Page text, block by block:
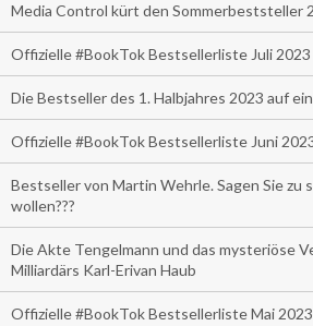
Media Control kürt den Sommerbeststeller
Offizielle #BookTok Bestsellerliste Juli 2023
Die Bestseller des 1. Halbjahres 2023 auf
Offizielle #BookTok Bestsellerliste Juni
Bestseller von Martin Wehrle. Sagen Sie zu
wollen???
Die Akte Tengelmann und das mysteriöse
Milliardärs Karl-Erivan Haub
Offizielle #BookTok Bestsellerliste Mai 2023